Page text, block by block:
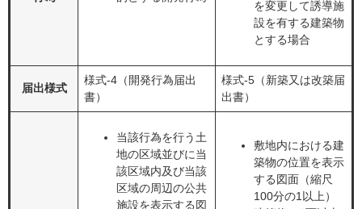
を変更して誘導施
設を有する建築物
とする場合
届出様式
様式-4（開発行為届出
書）
様式-5（新築又は改築届
出書）
当該行為を行う土
地の区域並びに当
該区域内及び当該
区域の周辺の公共
施設を表示する図
敷地内における建
築物の位置を表示
する図面（縮尺
100分の1以上）